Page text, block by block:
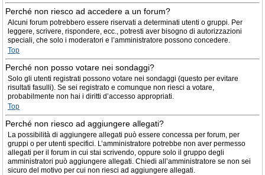
Perché non riesco ad accedere a un forum?
Alcuni forum potrebbero essere riservati a determinati utenti o gruppi. Per
leggere, scrivere, rispondere, ecc., potresti aver bisogno di autorizzazioni
speciali, che solo i moderatori e l’amministratore possono concedere.
Top
Perché non posso votare nei sondaggi?
Solo gli utenti registrati possono votare nei sondaggi (questo per evitare
risultati fasulli). Se sei registrato e comunque non riesci a votare,
probabilmente non hai i diritti d’accesso appropriati.
Top
Perché non riesco ad aggiungere allegati?
La possibilità di aggiungere allegati può essere concessa per forum, per
gruppi o per utenti specifici. L’amministratore potrebbe non aver permesso
allegati per il forum in cui stai scrivendo, oppure solo il gruppo degli
amministratori può aggiungere allegati. Chiedi all’amministratore se non sei
sicuro del motivo per cui non riesci ad aggiungere allegati.